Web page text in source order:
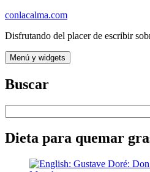
Saltar
contenido
conlacalma.com
Disfrutando del placer de escribir
Menú y widgets
Buscar
Dieta para quemar